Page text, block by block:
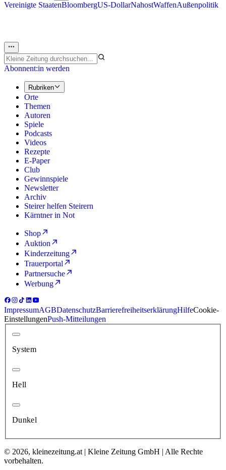
Vereinigte StaatenBloombergUS-DollarNahostWaffenAußenpolitik
Abonnent:in werden
Rubriken
Orte
Themen
Autoren
Spiele
Podcasts
Videos
Rezepte
E-Paper
Club
Gewinnspiele
Newsletter
Archiv
Steirer helfen Steirern
Kärntner in Not
Shop
Auktion
Kinderzeitung
Trauerportal
Partnersuche
Werbung
ImpressumAGBDatenschutzBarrierefreiheitserklärungHilfeCookie-
EinstellungenPush-Mitteilungen
System
Hell
Dunkel
© 2026, kleinezeitung.at | Kleine Zeitung GmbH | Alle Rechte
vorbehalten.